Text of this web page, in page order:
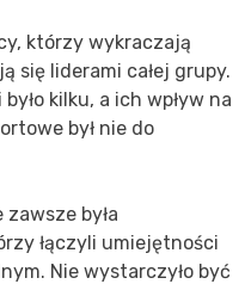
którzy wykraczają
się liderami całej grupy.
kilku, a ich wpływ na
był nie do
zawsze była
łączyli umiejętności
Nie wystarczyło być